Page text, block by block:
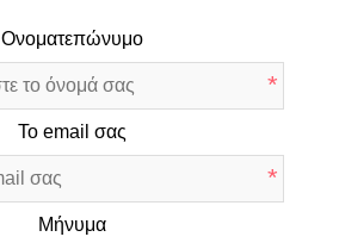
Ονοματεπώνυμο
*
Το email σας
*
Μήνυμα